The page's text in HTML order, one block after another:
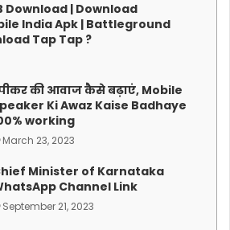
Download | Download
India Apk | Battleground
Tap Tap ?
की आवाज कैसे बढ़ाएं, Mobile
Ki Awaz Kaise Badhaye
working
March 23, 2023
Minister of Karnataka
Channel Link
September 21, 2023